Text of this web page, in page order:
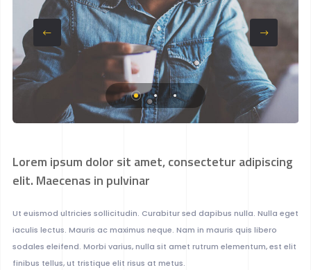
Lorem ipsum dolor sit amet, consectetur adipiscing
elit. Maecenas in pulvinar
Ut euismod ultricies sollicitudin. Curabitur sed dapibus nulla. Nulla eget
iaculis lectus. Mauris ac maximus neque. Nam in mauris quis libero
sodales eleifend. Morbi varius, nulla sit amet rutrum elementum, est elit
finibus tellus, ut tristique elit risus at metus.